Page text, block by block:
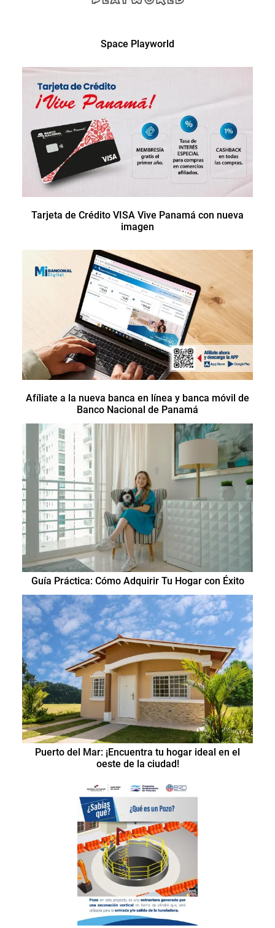
Space Playworld
Tarjeta de Crédito VISA Vive Panamá con nueva
imagen
Afíliate a la nueva banca en línea y banca móvil de
Banco Nacional de Panamá
Guía Práctica: Cómo Adquirir Tu Hogar con Éxito
Puerto del Mar: ¡Encuentra tu hogar ideal en el
oeste de la ciudad!